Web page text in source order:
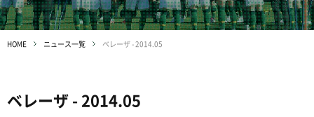
HOME ニュース一覧 ベレーザ - 2014.05
ベレーザ - 2014.05